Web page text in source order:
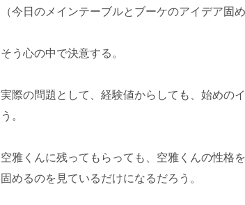
（今日のメインテーブルとブーケのアイデア固
そう心の中で決意する。
実際の問題として、経験値からしても、始めの
う。
空雅くんに残ってもらっても、空雅くんの性格
固めるのを見ているだけになるだろう。